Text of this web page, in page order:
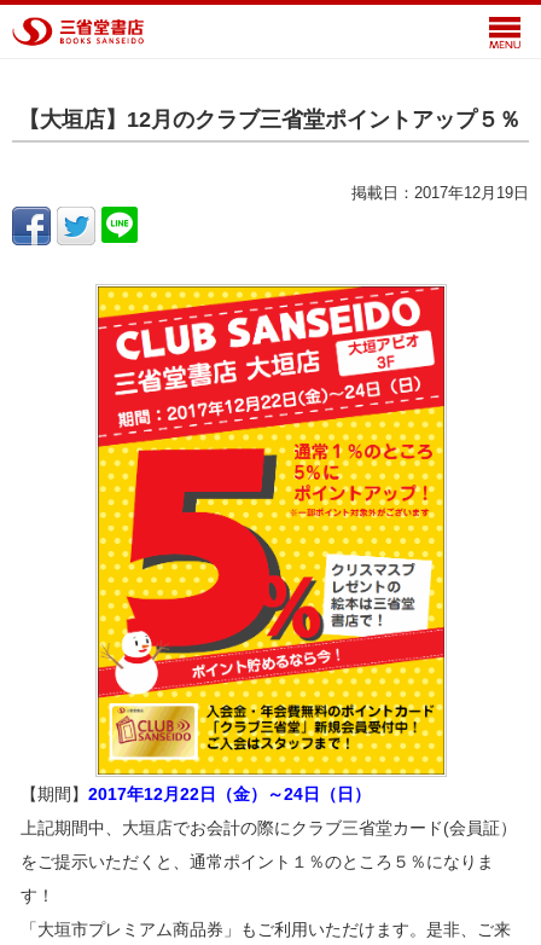
【大垣店】12月のクラブ三省堂ポイントアップ５％
掲載日：2017年12月19日
【期間】 2017年12月22日（金）～24日（日）
上記期間中、大垣店でお会計の際にクラブ三省堂カード(会員証）
をご提示いただくと、通常ポイント１％のところ５％になりま
す！
「大垣市プレミアム商品券」もご利用いただけます。是非、ご来